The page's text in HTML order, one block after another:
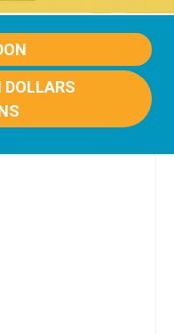
DOLLARS